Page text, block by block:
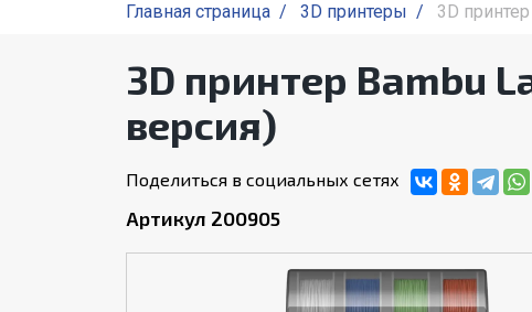
Главная страница / 3D принтеры / 3D
3D принтер Bambu
версия)
Поделиться в социальных сетях
Артикул 200905